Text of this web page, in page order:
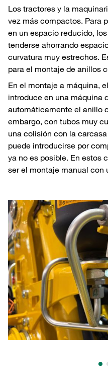
Los tractores y la
vez más compactos. Para
en un espacio reducido,
tenderse ahorrando
curvatura muy estrechos.
para el montaje de anillos
En el montaje a máquina,
introduce en una máquina
automáticamente el anillo
embargo, con tubos muy
una colisión con la
puede introducirse por
ya no es posible. En estos
ser el montaje manual con